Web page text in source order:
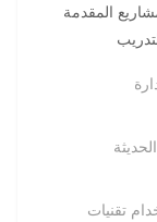
المقدمة
تقنيات